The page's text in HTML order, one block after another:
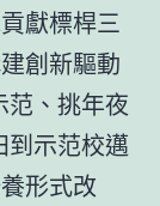
獻標桿三
創新驅動
范、挑年夜
到示范校邁
形式改